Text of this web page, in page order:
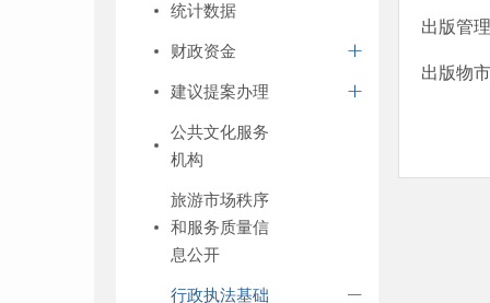
统计数据
财政资金
建议提案办理
公共文化服务
机构
旅游市场秩序
和服务质量信
息公开
行政执法基础
出版管
出版物